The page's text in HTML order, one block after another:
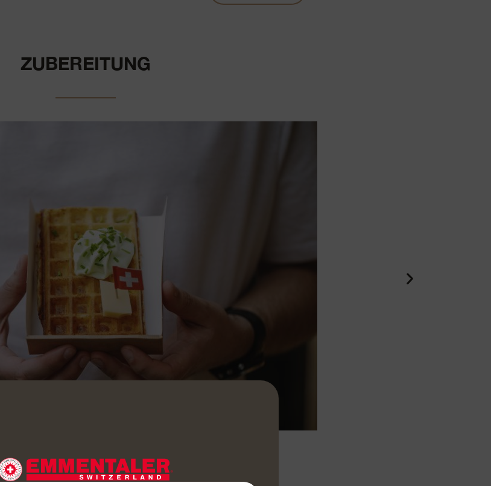
ZUBEREITUNG